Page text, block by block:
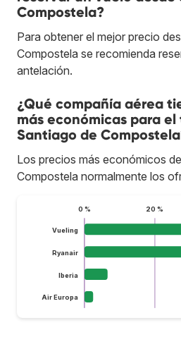
Compostela?
Para obtener el mejor precio
Compostela se recomienda
antelación.
¿Qué compañía aérea
más económicas para
Santiago de
Los precios más económicos
Compostela normalmente los
0 % 20 %
Vueling
Ryanair
Iberia
Air Europa